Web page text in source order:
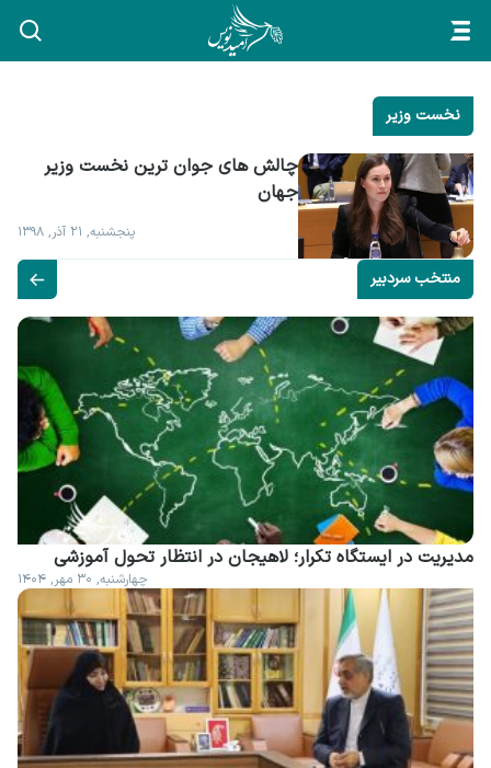
نخست وزیر
جهان
پنجشنبه, ۲۱ آذر, ۱۳۹۸
منتخب سردبیر
مدیریت در ایستگاه تکرار؛ لاهیجان در انتظار تحول آموزشی
چهارشنبه, ۳۰ مهر, ۱۴۰۴